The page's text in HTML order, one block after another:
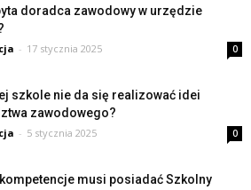
doradca zawodowy w urzędzie
- 17 stycznia 2025 0
szkole nie da się realizować idei
zawodowego?
- 5 stycznia 2025 0
musi posiadać Szkolny